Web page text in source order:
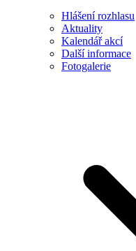
Hlášení rozhlasu
Aktuality
Kalendář akcí
Další informace
Fotogalerie